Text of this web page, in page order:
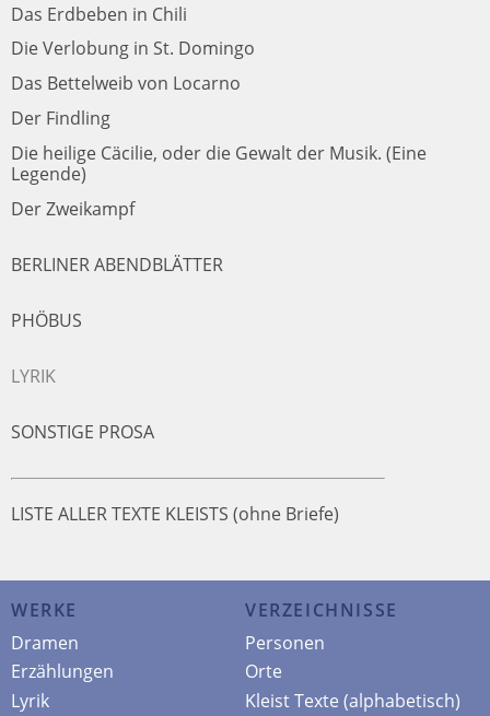
Das Erdbeben in Chili
Die Verlobung in St. Domingo
Das Bettelweib von Locarno
Der Findling
Die heilige Cäcilie, oder die Gewalt der Musik. (Eine
Legende)
Der Zweikampf
BERLINER ABENDBLÄTTER
PHÖBUS
LYRIK
SONSTIGE PROSA
LISTE ALLER TEXTE KLEISTS (ohne Briefe)
WERKE
Dramen
Erzählungen
Lyrik
VERZEICHNISSE
Personen
Orte
Kleist Texte (alphabetisch)